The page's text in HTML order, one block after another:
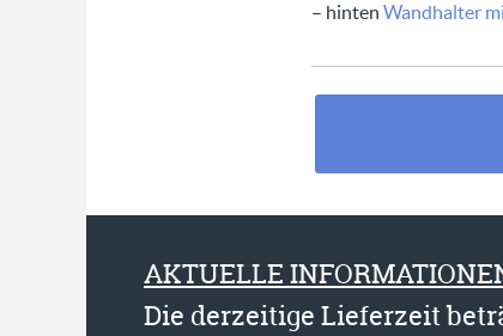
– hinten Wandhalter
AKTUELLE
Die derzeitige Lieferzeit